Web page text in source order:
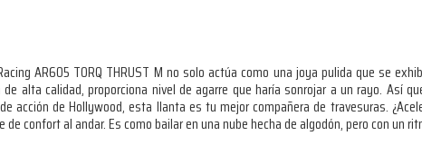
AR605 TORQ THRUST M no solo actúa como una joya pulida que se
alta calidad, proporciona nivel de agarre que haría sonrojar a un rayo. Así
de Hollywood, esta llanta es tu mejor compañera de travesuras.
confort al andar. Es como bailar en una nube hecha de algodón, pero con un